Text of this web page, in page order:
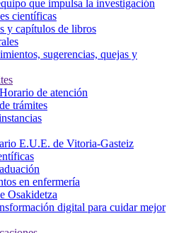
que impulsa la investigación
científicas
y capítulos de libros
sugerencias, quejas y
de atención
trámites
E.U.E. de Vitoria-Gasteiz
en enfermería
Osakidetza
digital para cuidar mejor